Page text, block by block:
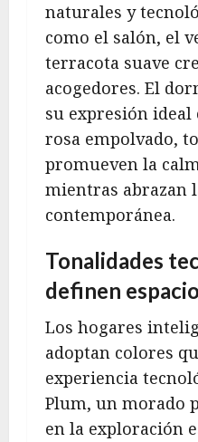
naturales y
como el salón, el
terracota suave
acogedores. El
su expresión ideal
rosa empolvado,
promueven la
mientras abrazan
contemporánea.
Tonalidades
definen
Los hogares
adoptan colores
experiencia
Plum, un morado
en la exploración